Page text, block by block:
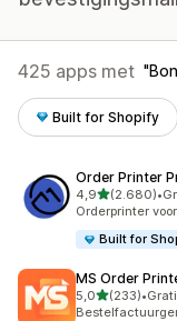
425 apps met
Built for Shopify
Order Printer
4,9van 5 sterren
(2.680)
2680 recensies
•
Orderprinter
Built for
MS Order
5,0van 5 sterren
(233)
233 recensies in
•